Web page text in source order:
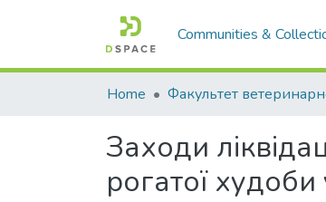
Communities &
Home
Заходи
рогатої